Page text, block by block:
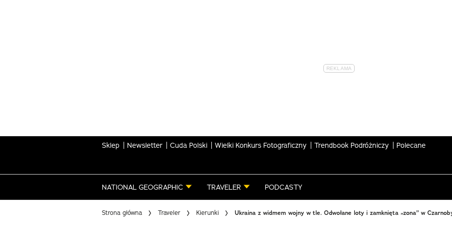
Sklep Newsletter Cuda Polski Wielki Konkurs Fotograficzny Trendbook Podróżniczy Polecane
NATIONAL GEOGRAPHIC TRAVELER PODCASTY
Strona główna Traveler Kierunki Ukraina z widmem wojny w tle. Odwołane loty i zamknięta „zona” w